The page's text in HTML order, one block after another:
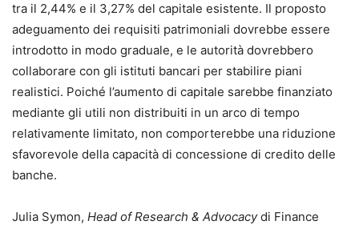
tra il 2,44% e il 3,27% del capitale esistente. Il proposto
adeguamento dei requisiti patrimoniali dovrebbe essere
introdotto in modo graduale, e le autorità dovrebbero
collaborare con gli istituti bancari per stabilire piani
realistici. Poiché l’aumento di capitale sarebbe finanziato
mediante gli utili non distribuiti in un arco di tempo
relativamente limitato, non comporterebbe una riduzione
sfavorevole della capacità di concessione di credito delle
banche.
Julia Symon, Head of Research & Advocacydi Finance